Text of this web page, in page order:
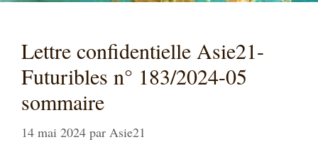
Lettre confidentielle Asie21-
Futuribles n° 183/2024-05
sommaire
14 mai 2024 par Asie21